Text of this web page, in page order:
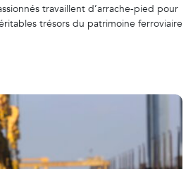
travaillent d’arrache-pied pour
trésors du patrimoine ferroviaire